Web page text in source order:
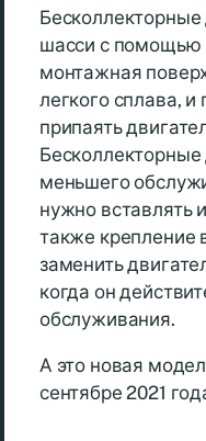
Бесколлекторные
шасси с помощью
монтажная
легкого сплава,
припаять
Бесколлекторные
меньшего
нужно вставлять
также крепление
заменить
когда он
обслуживания.
А это новая
сентябре 2021